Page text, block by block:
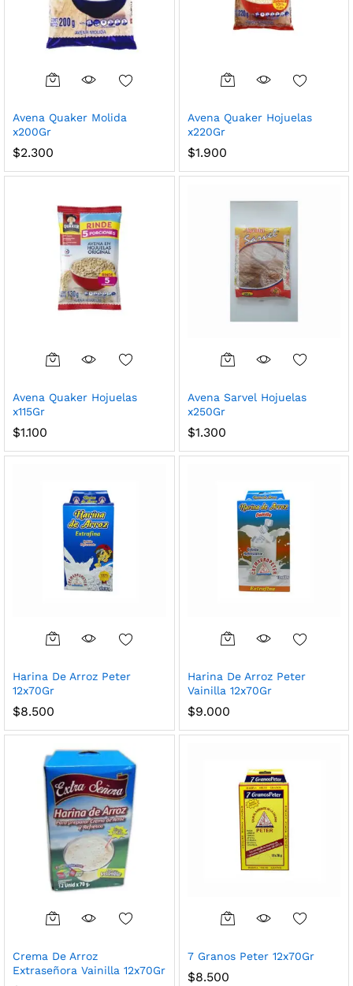
Avena Quaker Molida
x200Gr
$2.300
Avena Quaker Hojuelas
x220Gr
$1.900
Avena Quaker Hojuelas
x115Gr
$1.100
Avena Sarvel Hojuelas
x250Gr
$1.300
Harina De Arroz Peter
12x70Gr
$8.500
Harina De Arroz Peter
Vainilla 12x70Gr
$9.000
Crema De Arroz
Extraseñora Vainilla 12x70Gr
7 Granos Peter 12x70Gr
$8.500